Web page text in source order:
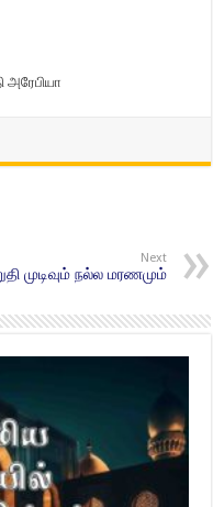
Next
முடிவும் நல்ல மரணமும்